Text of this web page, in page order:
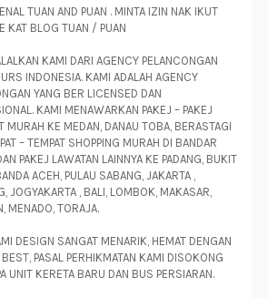
TUAN AND PUAN . MINTA IZIN NAK IKUT
KAT BLOG TUAN / PUAN
KAMI DARI AGENCY PELANCONGAN
INDONESIA. KAMI ADALAH AGENCY
YANG BER LICENSED DAN
KAMI MENAWARKAN PAKEJ – PAKEJ
MURAH KE MEDAN, DANAU TOBA, BERASTAGI
– TEMPAT SHOPPING MURAH DI BANDAR
PAKEJ LAWATAN LAINNYA KE PADANG, BUKIT
ACEH, PULAU SABANG, JAKARTA ,
JOGYAKARTA , BALI, LOMBOK, MAKASAR,
MENADO, TORAJA.
DESIGN SANGAT MENARIK, HEMAT DENGAN
BEST, PASAL PERHIKMATAN KAMI DISOKONG
UNIT KERETA BARU DAN BUS PERSIARAN.